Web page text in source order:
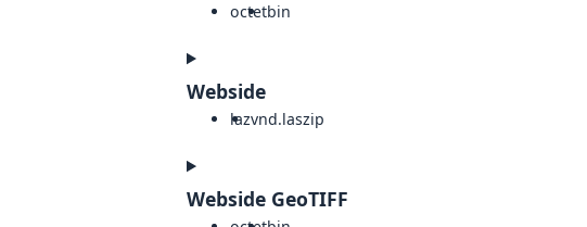
octetbin
Webside
lazvnd.laszip
Webside GeoTIFF